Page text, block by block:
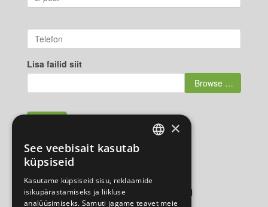
Lisa failid siit
Browse …
Üldtelefon: +372 5308 2101
×
See veebisait kasutab
küpsiseid
Kasutame küpsiseid sisu, reklaamide
isikupärastamiseks ja liikluse
analüüsimiseks. Samuti jagame teavet meie